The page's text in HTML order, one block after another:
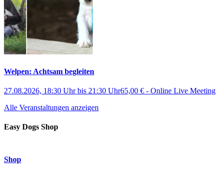
Welpen: Achtsam begleiten
27.08.2026, 18:30 Uhrbis 21:30 Uhr65,00 € - Online Live Meeting
Alle Veranstaltungen anzeigen
Easy Dogs Shop
Shop